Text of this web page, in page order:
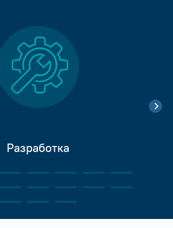
Разработка